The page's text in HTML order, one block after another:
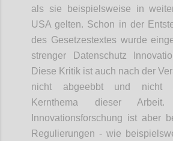
als sie beispielsweise in
USA gelten. Schon in der
des Gesetzestextes wurde
strenger Datenschutz
Diese Kritik ist auch nach der
nicht abgeebbt und nicht
Kernthema dieser
Innovationsforschung ist aber
Regulierungen - wie